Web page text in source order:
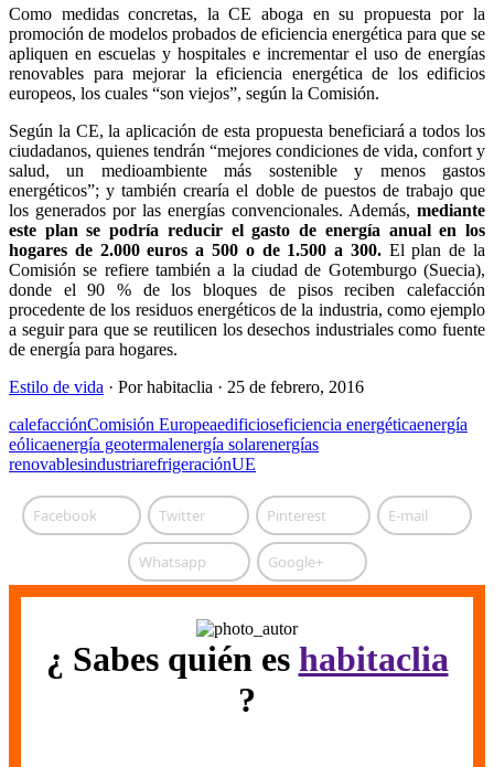
Como medidas concretas, la CE aboga en su propuesta por la
promoción de modelos probados de eficiencia energética para que se
apliquen en escuelas y hospitales e incrementar el uso de energías
renovables para mejorar la eficiencia energética de los edificios
europeos, los cuales “son viejos”, según la Comisión.
Según la CE, la aplicación de esta propuesta beneficiará a todos los
ciudadanos, quienes tendrán “mejores condiciones de vida, confort y
salud, un medioambiente más sostenible y menos gastos
energéticos”; y también crearía el doble de puestos de trabajo que
los generados por las energías convencionales. Además, mediante
este plan se podría reducir el gasto de energía anual en los
hogares de 2.000 euros a 500 o de 1.500 a 300.El plan de la
Comisión se refiere también a la ciudad de Gotemburgo (Suecia),
donde el 90 % de los bloques de pisos reciben calefacción
procedente de los residuos energéticos de la industria, como ejemplo
a seguir para que se reutilicen los desechos industriales como fuente
de energía para hogares.
Estilo de vida · Por habitaclia · 25 de febrero, 2016
calefacciónComisión Europeaedificioseficiencia energéticaenergía
eólicaenergía geotermalenergía solarenergías
renovablesindustriarefrigeraciónUE
Facebook Twitter Pinterest E-mail
Whatsapp Google+
¿ Sabes quién es habitaclia
?